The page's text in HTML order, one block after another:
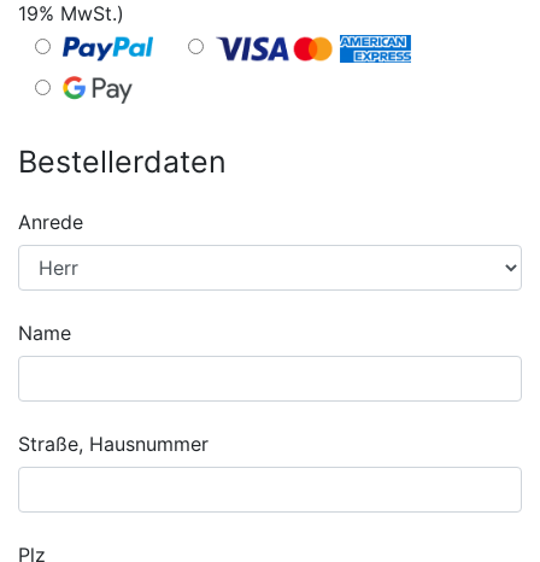
19% MwSt.)
Bestellerdaten
Anrede
Name
Straße, Hausnummer
Plz